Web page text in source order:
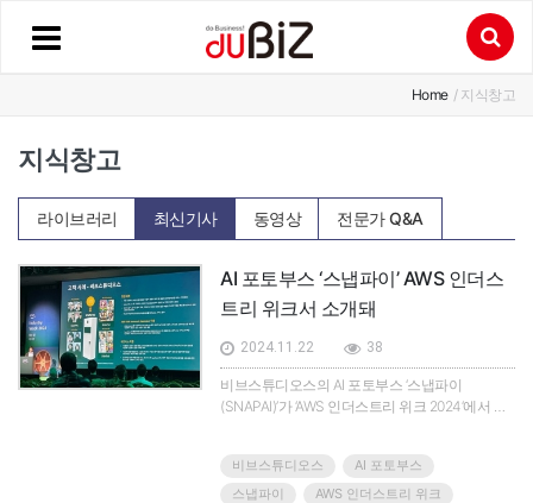
Home / 지식창고
지식창고
라이브러리 최신기사 동영상 전문가 Q&A
AI 포토부스 ‘스냅파이’ AWS 인더스
트리 위크서 소개돼
2024.11.22 38
비브스튜디오스의 AI 포토부스 ‘스냅파이
(SNAPAI)’가 ‘AWS 인더스트리 위크 2024‘에서 생
스(AWS)를 활용하고 있는 기업들의 산업별 최신
트렌드, 비즈니스 인사이트와 고객 사례를 소개하
비브스튜디오스
AI 포토부스
스냅파이
AWS 인더스트리 위크